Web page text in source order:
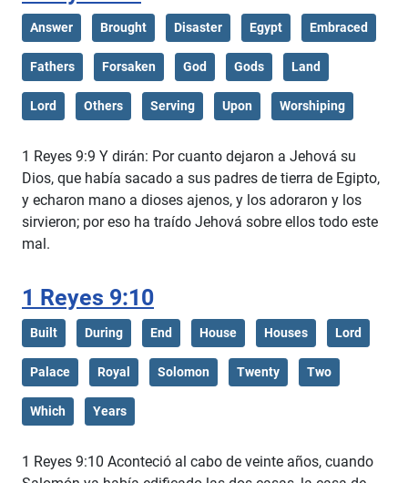
Answer Brought Disaster Egypt Embraced
Fathers Forsaken God Gods Land
Lord Others Serving Upon Worshiping
1 Reyes 9:9 Y dirán: Por cuanto dejaron a Jehová su
Dios, que había sacado a sus padres de tierra de Egipto,
y echaron mano a dioses ajenos, y los adoraron y los
sirvieron; por eso ha traído Jehová sobre ellos todo este
mal.
1 Reyes 9:10
Built During End House Houses Lord
Palace Royal Solomon Twenty Two
Which Years
1 Reyes 9:10 Aconteció al cabo de veinte años, cuando